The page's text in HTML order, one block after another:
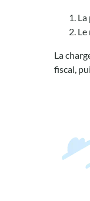
La
fiscal,